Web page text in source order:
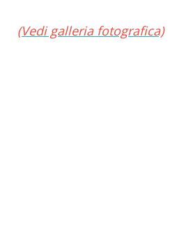
(Vedi galleria fotografica)